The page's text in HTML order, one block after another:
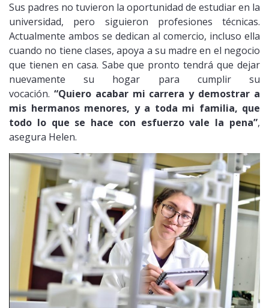
Sus padres no tuvieron la oportunidad de estudiar en la
universidad, pero siguieron profesiones técnicas.
Actualmente ambos se dedican al comercio, incluso ella
cuando no tiene clases, apoya a su madre en el negocio
que tienen en casa. Sabe que pronto tendrá que dejar
nuevamente su hogar para cumplir su
vocación. “Quiero acabar mi carrera y demostrar a
mis hermanos menores, y a toda mi familia, que
todo lo que se hace con esfuerzo vale la pena”,
asegura Helen.